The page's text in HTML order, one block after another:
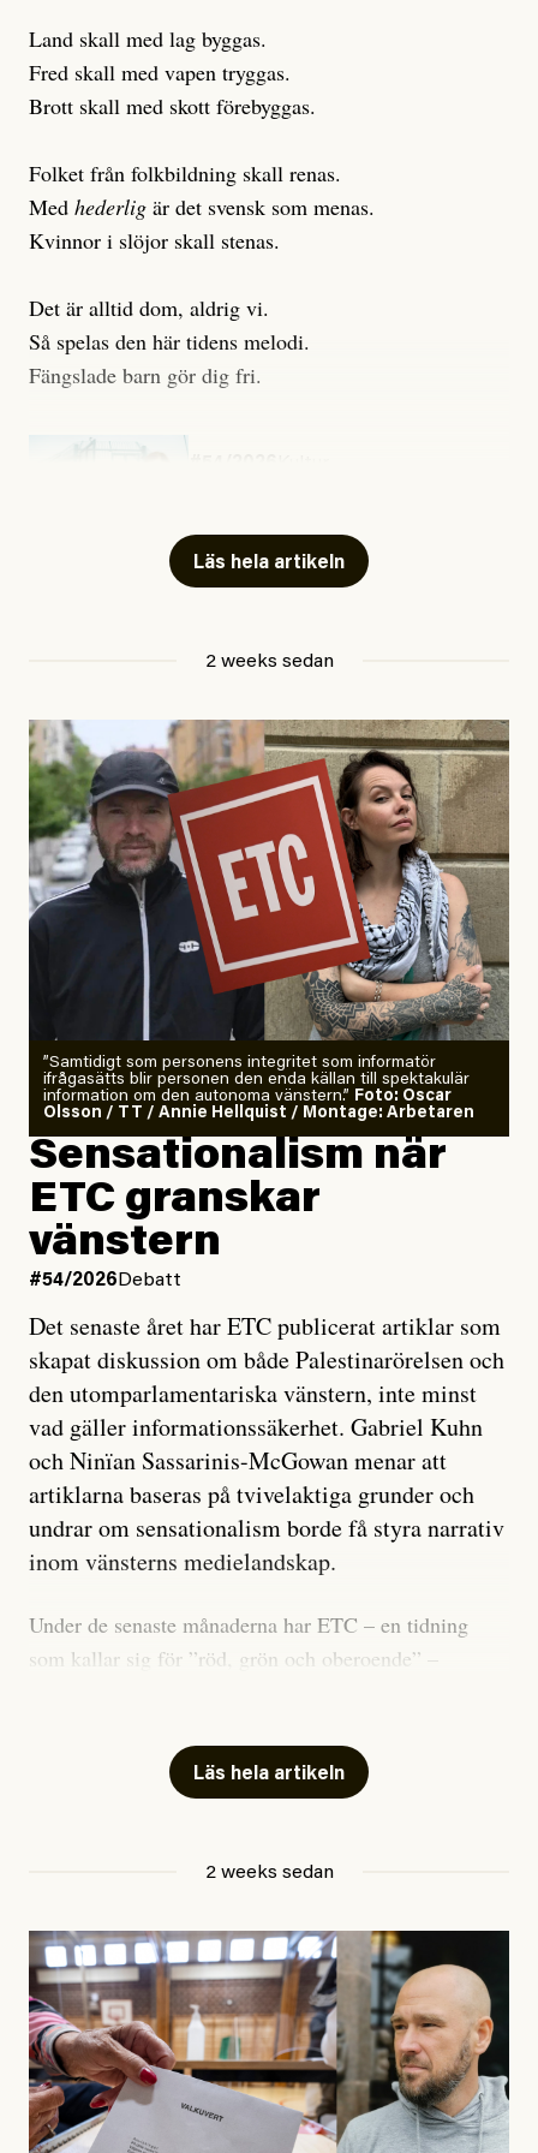
Land skall med lag byggas.
Fred skall med vapen tryggas.
Brott skall med skott förebyggas.
Folket från folkbildning skall renas.
Med hederlig är det svensk som menas.
Kvinnor i slöjor skall stenas.
Det är alltid dom, aldrig vi.
Så spelas den här tidens melodi.
Fängslade barn gör dig fri.
Läs hela artikeln
2 weeks sedan
”Samtidigt som personens integritet som informatör
ifrågasätts blir personen den enda källan till spektakulär
information om den autonoma vänstern.” Foto: Oscar
Olsson / TT / Annie Hellquist / Montage: Arbetaren
Sensationalism när
ETC granskar
vänstern
#54/2026 Debatt
Det senaste året har ETC publicerat artiklar som
skapat diskussion om både Palestinarörelsen och
den utomparlamentariska vänstern, inte minst
vad gäller informationssäkerhet. Gabriel Kuhn
och Ninïan Sassarinis-McGowan menar att
artiklarna baseras på tvivelaktiga grunder och
undrar om sensationalism borde få styra narrativ
inom vänsterns medielandskap.
Under de senaste månaderna har ETC – en tidning
som kallar sig för ”röd, grön och oberoende” –
skriver för? Vad betyder det att vara en ”röd, grön och
oberoende” tidning? Och vad är egentligen bra
utpekas som israelisk infiltratör”. Enligt ingressen
handlar artikeln om en person vars ”bakgrund skapar
splittring och oro i rörelsen”. Problemet är att artikeln
skapar betydligt mer oro i palestinarörelsen – och den
oberoende vänstern – än den porträtterade personen
eller dess bakgrund.
Läs hela artikeln
2 weeks sedan